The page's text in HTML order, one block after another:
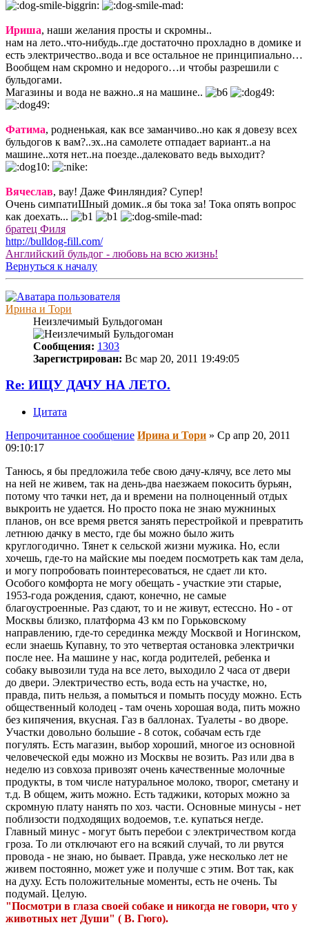
Ириша, наши желания просты и скромны..
нам на лето..что-нибудь..где достаточно прохладно в домике и
есть электричество..вода и все остальное не принципиально…
Вообщем нам скромно и недорого…и чтобы разрешили с
бульдогами.
Магазины и вода не важно..я на машине..
Фатима, родненькая, как все заманчиво..но как я довезу всех
бульдогов к вам?..эх..на самолете отпадает вариант..а на
машине..хотя нет..на поезде..далековато ведь выходит?
Вячеслав, вау! Даже Финляндия? Супер!
Очень симпатиШный домик..я бы тока за! Тока опять вопрос
как доехать...
братец Филя
http://bulldog-fill.com/
Английский бульдог - любовь на всю жизнь!
Вернуться к началу
Ирина и Тори
Неизлечимый Бульдогоман
Сообщения: 1303
Зарегистрирован: Вс мар 20, 2011 19:49:05
Re: ИЩУ ДАЧУ НА ЛЕТО.
Цитата
Непрочитанное сообщение Ирина и Тори » Ср апр 20, 2011
09:10:17
Танюсь, я бы предложила тебе свою дачу-клячу, все лето мы
на ней не живем, так на день-два наезжаем покосить бурьян,
потому что тачки нет, да и времени на полноценный отдых
выкроить не удается. Но просто пока не знаю мужниных
планов, он все время рвется занять перестройкой и превратить
летнюю дачку в место, где бы можно было жить
круглогодично. Тянет к сельской жизни мужика. Но, если
хочешь, где-то на майские мы поедем посмотреть как там дела,
и могу попробовать поинтересоваться, не сдает ли кто.
Особого комфорта не могу обещать - участкие эти старые,
1953-года рождения, сдают, конечно, не самые
благоустроенные. Раз сдают, то и не живут, естессно. Но - от
Москвы близко, платформа 43 км по Горьковскому
направлению, где-то серединка между Москвой и Ногинском,
если знаешь Купавну, то это четвертая остановка электрички
после нее. На машине у нас, когда родителей, ребенка и
собаку вывозили туда на все лето, выходило 2 часа от двери
до двери. Электричество есть, вода есть на участке, но,
правда, пить нельзя, а помыться и помыть посуду можно. Есть
общественный колодец - там очень хорошая вода, пить можно
без кипячения, вкусная. Газ в баллонах. Туалеты - во дворе.
Участки довольно большие - 8 соток, собачам есть где
погулять. Есть магазин, выбор хороший, многое из основной
человеческой еды можно из Москвы не возить. Раз или два в
неделю из совхоза привозят очень качественные молочные
продукты, в том числе натуральное молоко, творог, сметану и
т.д. В общем, жить можно. Есть таджики, которых можно за
скромную плату нанять по хоз. части. Основные минусы - нет
поблизости подходящих водоемов, т.е. купаться негде.
Главный минус - могут быть перебои с электричеством когда
гроза. То ли отключают его на всякий случай, то ли рвутся
провода - не знаю, но бывает. Правда, уже несколько лет не
живем постоянно, может уже и получше с этим. Вот так, как
на духу. Есть положительные моменты, есть не очень. Ты
подумай. Целую.
"Посмотри в глаза своей собаке и никогда не говори, что у
животных нет Души" ( В. Гюго).